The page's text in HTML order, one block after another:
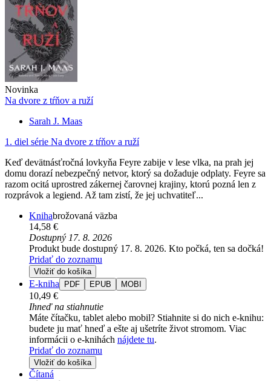
Novinka
Na dvore z tŕňov a ruží
Sarah J. Maas
1. diel série Na dvore z tŕňov a ruží
Keď devätnásťročná lovkyňa Feyre zabije v lese vlka, na prah jej
domu dorazí nebezpečný netvor, ktorý sa dožaduje odplaty. Feyre sa
razom ocitá uprostred zákernej čarovnej krajiny, ktorú pozná len z
rozprávok a legiend. Až tam zistí, že jej uchvatiteľ...
Knihabrožovaná väzba
14,58 €
Dostupný 17. 8. 2026
Produkt bude dostupný 17. 8. 2026. Kto počká, ten sa dočká!
Pridať do zoznamu
Vložiť do košíka
E-kniha PDF EPUB MOBI
10,49 €
Ihneď na stiahnutie
Máte čítačku, tablet alebo mobil? Stiahnite si do nich e-knihu:
budete ju mať hneď a ešte aj ušetríte život stromom. Viac
informácii o e-knihách nájdete tu.
Pridať do zoznamu
Vložiť do košíka
Čítaná